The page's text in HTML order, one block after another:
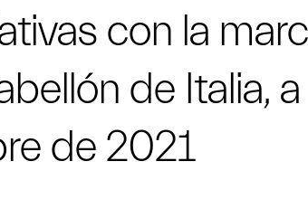
con la
de Italia, a
de 2021